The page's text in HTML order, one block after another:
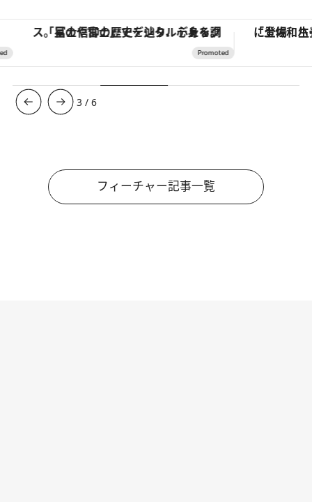
「星のや富士」でデジタルデトックス。冨士信仰の歴史を辿り、心身を調える。
3 /6
フィーチャー記事一覧